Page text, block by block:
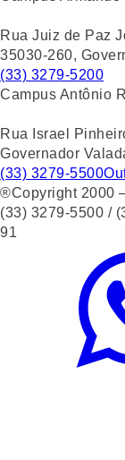
Rua Juiz de Paz
35030-260,
(33) 3279-5200
Campus Antônio
Rua Israel
Governador
(33) 3279-5500
®Copyright 2000
(33) 3279-5500 /
91